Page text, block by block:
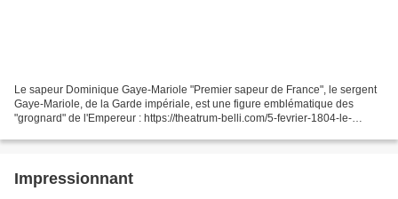
Le sapeur Dominique Gaye-Mariole "Premier sapeur de France", le sergent
Gaye-Mariole, de la Garde impériale, est une figure emblématique des
"grognard" de l'Empereur : https://theatrum-belli.com/5-fevrier-1804-le-
Impressionnant